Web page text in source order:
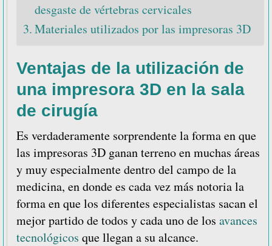
desgaste de vértebras cervicales
Materiales utilizados por las impresoras 3D
Ventajas de la utilización de
una impresora 3D en la sala
de cirugía
Es verdaderamente sorprendente la forma en que
las impresoras 3D ganan terreno en muchas áreas
y muy especialmente dentro del campo de la
medicina, en donde es cada vez más notoria la
forma en que los diferentes especialistas sacan el
mejor partido de todos y cada uno de los avances
tecnológicos que llegan a su alcance.